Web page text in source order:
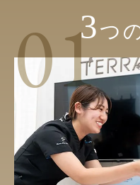
3つ
01